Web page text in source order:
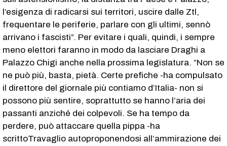
l’esigenza di radicarsi sui territori, uscire dalle Ztl,
frequentare le periferie, parlare con gli ultimi, sennò
arrivano i fascisti”. Per evitare i quali, quindi, i sempre
meno elettori faranno in modo da lasciare Draghi a
Palazzo Chigi anche nella prossima legislatura. “Non se
ne può più, basta, pietà. Certe prefiche -ha compulsato
il direttore del giornale più contiamo d’Italia- non si
possono più sentire, soprattutto se hanno l’aria dei
passanti anziché dei colpevoli. Se ha tempo da
perdere, può attaccare quella pippa -ha
scrittoTravaglio autoproponendosi all’ammirazione dei